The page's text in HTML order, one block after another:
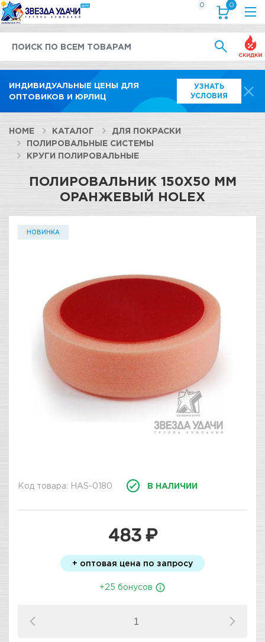
ИНДИВИДУАЛЬНЫЕ ЦЕНЫ ДЛЯ
ОПТОВИКОВ И ЮРЛИЦ
УЗНАТЬ
УСЛОВИЯ
0 0
HOME КАТАЛОГ
ДЛЯ ПОКРАСКИ
ПОЛИРОВАЛЬНЫЕ СИСТЕМЫ
КРУГИ ПОЛИРОВАЛЬНЫЕ
ПОЛИРОВАЛЬНИК 150X50 ММ
ОРАНЖЕВЫЙ HOLEX
НОВИНКА
Код товара: HAS-0180 В НАЛИЧИИ
483 ₽
+ оптовая цена по запросу
+25 бонусов